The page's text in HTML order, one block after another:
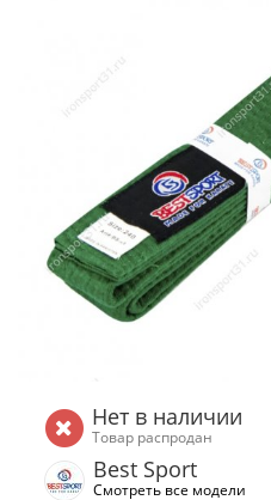
Нет в наличии
Товар распродан
Best Sport
Смотреть все модели